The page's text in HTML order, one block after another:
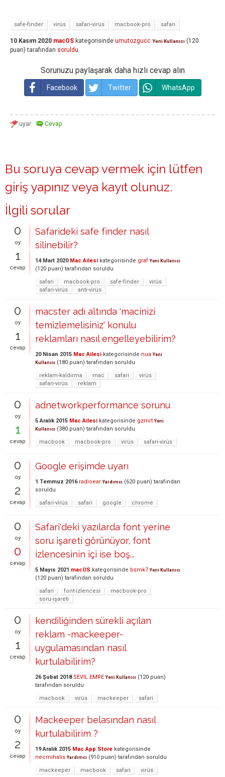
safe-finder virüs safari-virüs macbook-pro safari
10 Kasım 2020 macOS kategorisinde umutozgucc Yeni Kullanıcı (120
puan) tarafından soruldu
Sorunuzu paylaşarak daha hızlı cevap alın
Facebook Twitter WhatsApp
Bu soruya cevap vermek için lütfen
giriş yapınız veya kayıt olunuz.
İlgili sorular
0
oy
1
cevap
Safarideki safe finder nasıl
silinebilir?
14 Mart 2020 Mac Ailesi kategorisinde graf Yeni Kullanıcı
(120 puan) tarafından soruldu
safari
macbook-pro safe-finder
virüs
safari-virüs
anti-virüs
0
oy
1
cevap
macster adı altında 'macinizi
temizlemelisiniz' konulu
reklamları nasıl engelleyebilirim?
20 Nisan 2015 Mac Ailesi kategorisinde nua Yeni
Kullanıcı (180 puan) tarafından soruldu
reklam-kaldırma
mac safari
virüs
safari-virüs
reklam
0
oy
1
cevap
adnetworkperformance sorunu
5 Aralık 2015 Mac Ailesi kategorisinde gzmrt Yeni
Kullanıcı (380 puan) tarafından soruldu
macbook
macbook-pro virüs safari-virüs
0
oy
2
cevap
Google erişimde uyarı
1 Temmuz 2016 radioear Yardımcı (620 puan) tarafından
soruldu
safari-virüs
safari google chrome
0
oy
0
cevap
Safari'deki yazılarda font yerine
soru işareti görünüyor, font
izlencesinin içi ise boş...
5 Mayıs 2021 macOS kategorisinde bsmk7 Yeni Kullanıcı
(120 puan) tarafından soruldu
safari
font-izlencesi
macbook-pro
soru-işareti
0
oy
1
cevap
kendiliğinden sürekli açılan
reklam -mackeeper-
uygulamasından nasıl
kurtulabilirim?
26 Şubat 2018 SEVİL EMRE Yeni Kullanıcı (120 puan)
tarafından soruldu
macbook
virüs mackeeper safari
0
oy
2
cevap
Mackeeper belasından nasıl
kurtulabilirim ?
19 Aralık 2015 Mac App Store kategorisinde
necmihalis Yardımcı (910 puan) tarafından soruldu
mackeeper
macbook safari virüs